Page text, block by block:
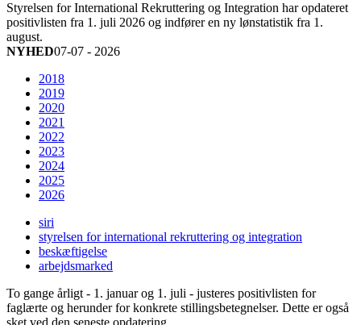
Styrelsen for International Rekruttering og Integration har opdateret
positivlisten fra 1. juli 2026 og indfører en ny lønstatistik fra 1.
august.
NYHED07-07 - 2026
2018
2019
2020
2021
2022
2023
2024
2025
2026
siri
styrelsen for international rekruttering og integration
beskæftigelse
arbejdsmarked
To gange årligt - 1. januar og 1. juli - justeres positivlisten for
faglærte og herunder for konkrete stillingsbetegnelser. Dette er også